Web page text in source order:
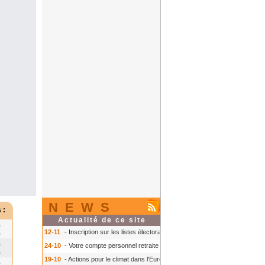
NEWS
Actualité de ce site
12-11 - Inscription sur les listes électorales : comment faire ?
24-10 - Votre compte personnel retraite sur info-retraite.fr
19-10 - Actions pour le climat dans l'Europe
: